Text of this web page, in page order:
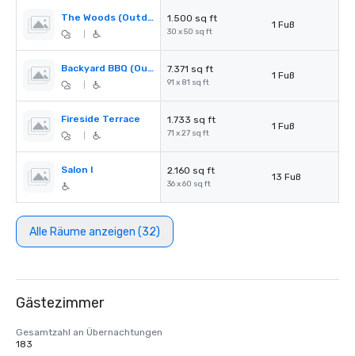
The Woods (Outdoor Space) 1.500 sq ft
30 x 50 sq ft
1 Fuß
Backyard BBQ (Outdoor Space) 7.371 sq ft
91 x 81 sq ft
1 Fuß
Fireside Terrace 1.733 sq ft
71 x 27 sq ft
1 Fuß
Salon I 2.160 sq ft
36 x 60 sq ft
13 Fuß
Alle Räume anzeigen (32)
Gästezimmer
Gesamtzahl an Übernachtungen
183